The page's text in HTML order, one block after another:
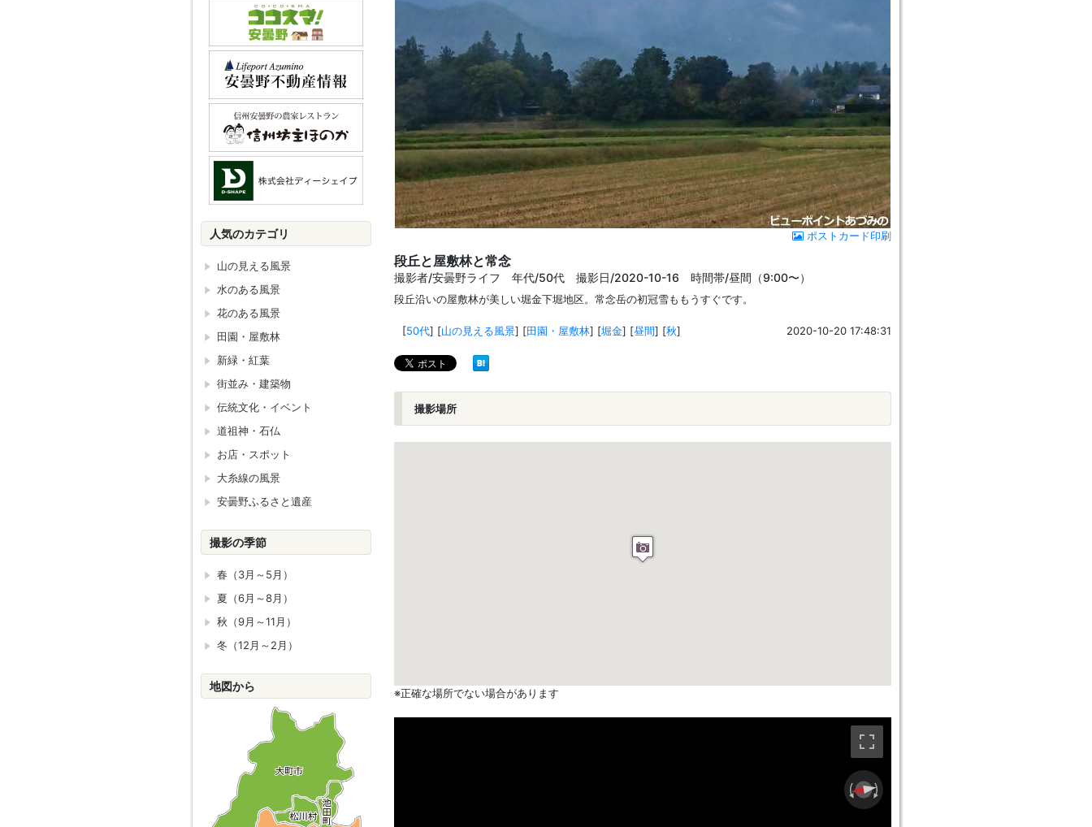
ポストカード印刷
段丘と屋敷林と常念
撮影者/安曇野ライフ 年代/50代 撮影日/2020-10-16 時間帯/昼間（9:00〜）
段丘沿いの屋敷林が美しい堀金下堀地区。常念岳の初冠雪ももうすぐです。
[50代] [山の見える風景] [田園・屋敷林] [堀金] [昼間] [秋] 2020-10-20 17:48:31
撮影場所
※正確な場所でない場合があります
人気のカテゴリ
山の見える風景
水のある風景
花のある風景
田園・屋敷林
新緑・紅葉
街並み・建築物
伝統文化・イベント
道祖神・石仏
お店・スポット
大糸線の風景
安曇野ふるさと遺産
撮影の季節
春（3月～5月）
夏（6月～8月）
秋（9月～11月）
冬（12月～2月）
地図から